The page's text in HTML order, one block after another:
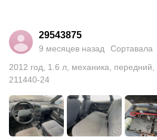
29543875
9 месяцев назад
Сортавала
2012 год 1.6 л механика передний
211440-24